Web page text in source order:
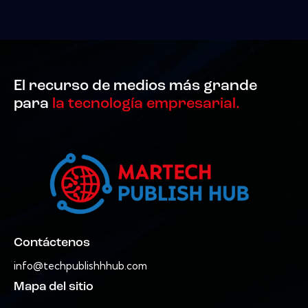
El recurso de medios más grande
para la tecnología empresarial.
Contáctenos
info@techpublishhhub.com
Mapa del sitio